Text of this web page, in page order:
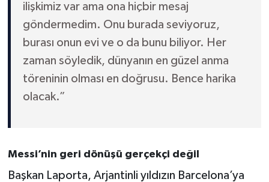
ilişkimiz var ama ona hiçbir mesaj
göndermedim. Onu burada seviyoruz,
burası onun evi ve o da bunu biliyor. Her
zaman söyledik, dünyanın en güzel anma
töreninin olması en doğrusu. Bence harika
olacak.”
Messi’nin geri dönüşü gerçekçi değil
Başkan Laporta, Arjantinli yıldızın Barcelona’ya
Bisiklet
Boks
Halter
Su Sporları